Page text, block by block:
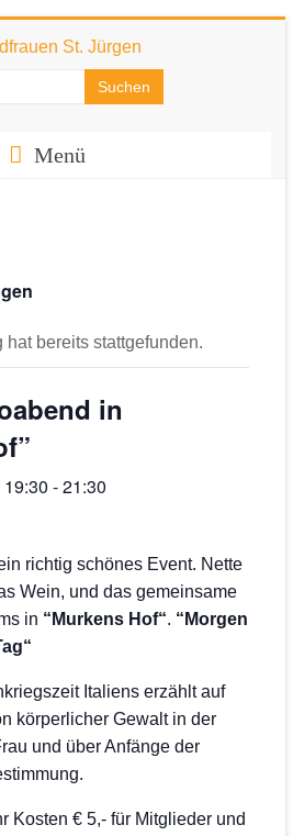
Menü
hat bereits stattgefunden.
in
-21:30
richtig schönes Event. Nette
Wein, und das gemeinsame
in “Murkens Hof“. “Morgen
Italiens erzählt auf
körperlicher Gewalt in der
und über Anfänge der
Kosten € 5,- für Mitglieder und